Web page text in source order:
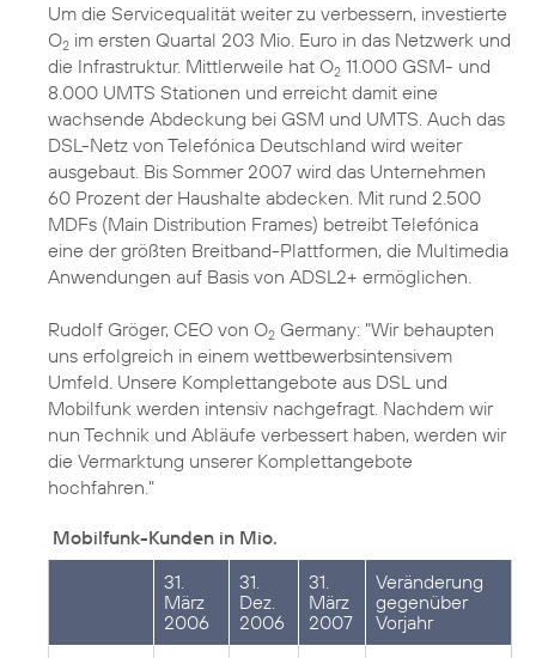
Um die Servicequalität weiter zu verbessern, investierte
O2 im ersten Quartal 203 Mio. Euro in das Netzwerk und
die Infrastruktur. Mittlerweile hat O2 11.000 GSM- und
8.000 UMTS Stationen und erreicht damit eine
wachsende Abdeckung bei GSM und UMTS. Auch das
DSL-Netz von Telefónica Deutschland wird weiter
ausgebaut. Bis Sommer 2007 wird das Unternehmen
60 Prozent der Haushalte abdecken. Mit rund 2.500
MDFs (Main Distribution Frames) betreibt Telefónica
eine der größten Breitband-Plattformen, die Multimedia
Anwendungen auf Basis von ADSL2+ ermöglichen.
Rudolf Gröger, CEO von O2 Germany: "Wir behaupten
uns erfolgreich in einem wettbewerbsintensivem
Umfeld. Unsere Komplettangebote aus DSL und
Mobilfunk werden intensiv nachgefragt. Nachdem wir
nun Technik und Abläufe verbessert haben, werden wir
die Vermarktung unserer Komplettangebote
hochfahren."
Mobilfunk-Kunden in Mio.
31.
März
2006
31.
Dez.
2006
31.
März
2007
Veränderung
gegenüber
Vorjahr